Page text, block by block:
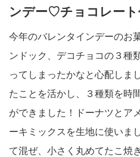
ンデー♡チョコレート
今年のバレンタインデーのお
ンドック、デコチョコの３種
ってしまったかなと心配しま
たことを活かし、３種類を時
ができました！ドーナツとア
ーキミックスを生地に使いま
て混ぜ、小さく丸めてたこ焼